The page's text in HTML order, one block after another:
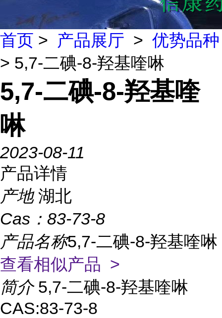
首页 > 产品展厅 > 优势品种
> 5,7-二碘-8-羟基喹啉
5,7-二碘-8-羟基喹
啉
2023-08-11
产品详情
产地 湖北
Cas： 83-73-8
产品名称5,7-二碘-8-羟基喹啉
查看相似产品 >
简介 5,7-二碘-8-羟基喹啉
CAS:83-73-8